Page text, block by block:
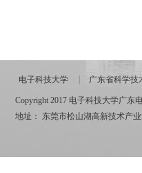
电子科技大学 广东省科学技
Copyright 2017 电子科技大学广东
地址： 东莞市松山湖高新技术产